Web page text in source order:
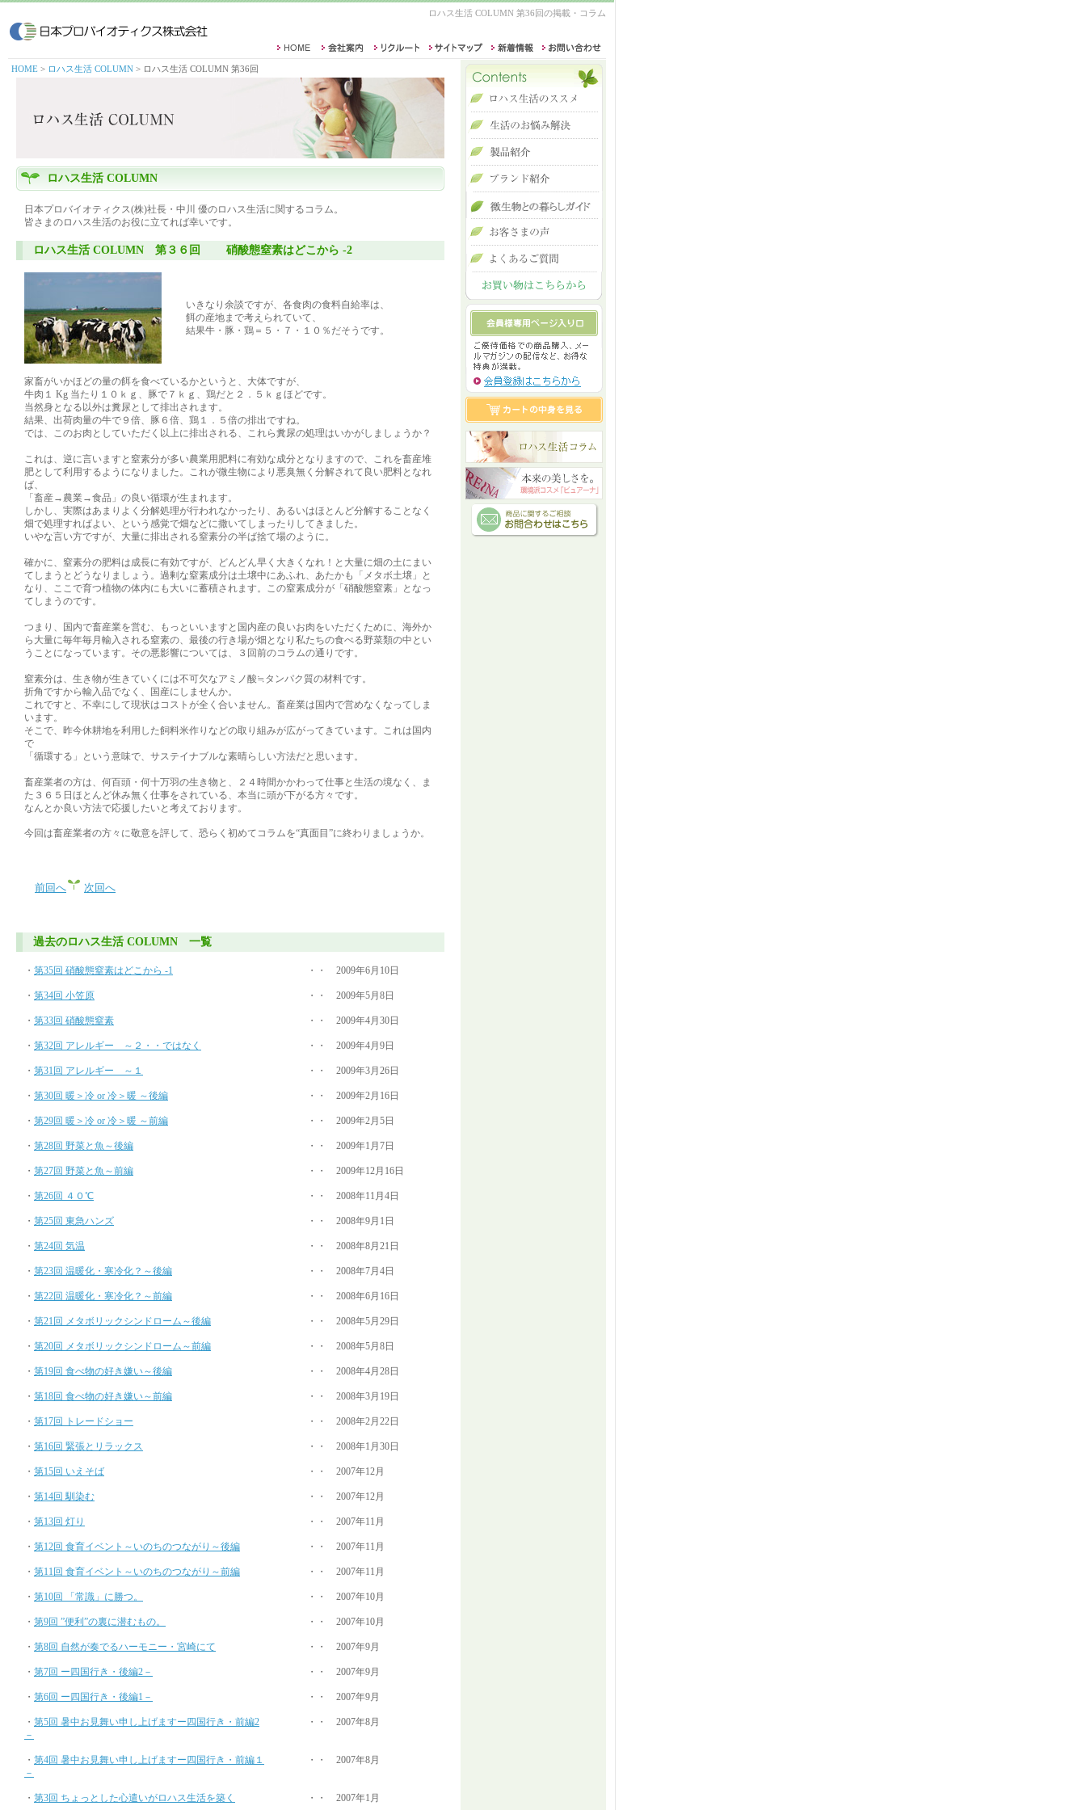
ロハス生活 COLUMN 第36回の掲載・コラム
HOME > ロハス生活 COLUMN > ロハス生活 COLUMN 第36回
ロハス生活 COLUMN
日本プロバイオティクス(株)社長・中川 優のロハス生活に関するコラム。
皆さまのロハス生活のお役に立てれば幸いです。
ロハス生活 COLUMN 第３６回 硝酸態窒素はどこから -2
いきなり余談ですが、各食肉の食料自給率は、
餌の産地まで考えられていて、
結果牛・豚・鶏＝５・７・１０％だそうです。
家畜がいかほどの量の餌を食べているかというと、大体ですが、
牛肉１ Kg 当たり１０ｋｇ、豚で７ｋｇ、鶏だと２．５ｋｇほどです。
当然身となる以外は糞尿として排出されます。
結果、出荷肉量の牛で９倍、豚６倍、鶏１．５倍の排出ですね。
では、このお肉としていただく以上に排出される、これら糞尿の処理はいかがしましょうか？
これは、逆に言いますと窒素分が多い農業用肥料に有効な成分となりますので、これを畜産堆
肥として利用するようになりました。これが微生物により悪臭無く分解されて良い肥料となれ
ば、
「畜産→農業→食品」の良い循環が生まれます。
しかし、実際はあまりよく分解処理が行われなかったり、あるいはほとんど分解することなく
畑で処理すればよい、という感覚で畑などに撒いてしまったりしてきました。
いやな言い方ですが、大量に排出される窒素分の半ば捨て場のように。
確かに、窒素分の肥料は成長に有効ですが、どんどん早く大きくなれ！と大量に畑の土にまい
てしまうとどうなりましょう。過剰な窒素成分は土壌中にあふれ、あたかも「メタボ土壌」と
なり、ここで育つ植物の体内にも大いに蓄積されます。この窒素成分が「硝酸態窒素」となっ
てしまうのです。
つまり、国内で畜産業を営む、もっといいますと国内産の良いお肉をいただくために、海外か
ら大量に毎年毎月輸入される窒素の、最後の行き場が畑となり私たちの食べる野菜類の中とい
うことになっています。その悪影響については、３回前のコラムの通りです。
窒素分は、生き物が生きていくには不可欠なアミノ酸≒タンパク質の材料です。
折角ですから輸入品でなく、国産にしませんか。
これですと、不幸にして現状はコストが全く合いません。畜産業は国内で営めなくなってしま
います。
そこで、昨今休耕地を利用した飼料米作りなどの取り組みが広がってきています。これは国内
で
「循環する」という意味で、サステイナブルな素晴らしい方法だと思います。
畜産業者の方は、何百頭・何十万羽の生き物と、２４時間かかわって仕事と生活の境なく、ま
た３６５日ほとんど休み無く仕事をされている、本当に頭が下がる方々です。
なんとか良い方法で応援したいと考えております。
今回は畜産業者の方々に敬意を評して、恐らく初めてコラムを“真面目”に終わりましょうか。
前回へ 次回へ
過去のロハス生活 COLUMN 一覧
・ 第35回 硝酸態窒素はどこから -1 ・・ 2009年6月10日
・ 第34回 小笠原 ・・ 2009年5月8日
・ 第33回 硝酸態窒素 ・・ 2009年4月30日
・ 第32回 アレルギー ～２・・ではなく ・・ 2009年4月9日
・ 第31回 アレルギー ～１ ・・ 2009年3月26日
・ 第30回 暖＞冷 or 冷＞暖 ～後編 ・・ 2009年2月16日
・ 第29回 暖＞冷 or 冷＞暖 ～前編 ・・ 2009年2月5日
・ 第28回 野菜と魚～後編 ・・ 2009年1月7日
・ 第27回 野菜と魚～前編 ・・ 2009年12月16日
・ 第26回 ４０℃ ・・ 2008年11月4日
・ 第25回 東急ハンズ ・・ 2008年9月1日
・ 第24回 気温 ・・ 2008年8月21日
・ 第23回 温暖化・寒冷化？～後編 ・・ 2008年7月4日
・ 第22回 温暖化・寒冷化？～前編 ・・ 2008年6月16日
・ 第21回 メタボリックシンドローム～後編 ・・ 2008年5月29日
・ 第20回 メタボリックシンドローム～前編 ・・ 2008年5月8日
・ 第19回 食べ物の好き嫌い～後編 ・・ 2008年4月28日
・ 第18回 食べ物の好き嫌い～前編 ・・ 2008年3月19日
・ 第17回 トレードショー ・・ 2008年2月22日
・ 第16回 緊張とリラックス ・・ 2008年1月30日
・ 第15回 いえそば ・・ 2007年12月
・ 第14回 馴染む ・・ 2007年12月
・ 第13回 灯り ・・ 2007年11月
・ 第12回 食育イベント～いのちのつながり～後編 ・・ 2007年11月
・ 第11回 食育イベント～いのちのつながり～前編 ・・ 2007年11月
・ 第10回 「常識」に勝つ。 ・・ 2007年10月
・ 第9回 ”便利”の裏に潜むもの。 ・・ 2007年10月
・ 第8回 自然が奏でるハーモニー・宮崎にて ・・ 2007年9月
・ 第7回 ー四国行き・後編2－ ・・ 2007年9月
・ 第6回 ー四国行き・後編1－ ・・ 2007年9月
・ 第5回 暑中お見舞い申し上げますー四国行き・前編2
－
・・ 2007年8月
・ 第4回 暑中お見舞い申し上げますー四国行き・前編１
－
・・ 2007年8月
・ 第3回 ちょっとした心遣いがロハス生活を築く ・・ 2007年1月